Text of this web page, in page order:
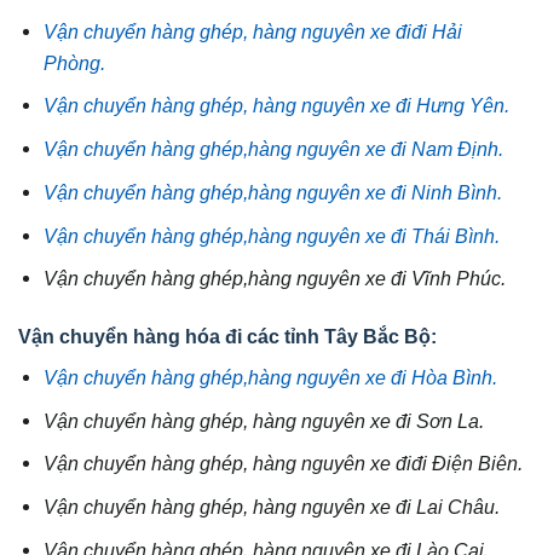
Vận chuyển hàng ghép, hàng nguyên xe điđi Hải
Phòng.
Vận chuyển hàng ghép, hàng nguyên xe đi Hưng Yên.
Vận chuyển hàng ghép,hàng nguyên xe đi Nam Định.
Vận chuyển hàng ghép,hàng nguyên xe đi Ninh Bình.
Vận chuyển hàng ghép,hàng nguyên xe đi Thái Bình.
Vận chuyển hàng ghép,hàng nguyên xe đi Vĩnh Phúc.
Vận chuyển hàng hóa đi các tỉnh Tây Bắc Bộ:
Vận chuyển hàng ghép,hàng nguyên xe đi Hòa Bình.
Vận chuyển hàng ghép, hàng nguyên xe đi Sơn La.
Vận chuyển hàng ghép, hàng nguyên xe điđi Điện Biên.
Vận chuyển hàng ghép, hàng nguyên xe đi Lai Châu.
Vận chuyển hàng ghép, hàng nguyên xe đi Lào Cai.